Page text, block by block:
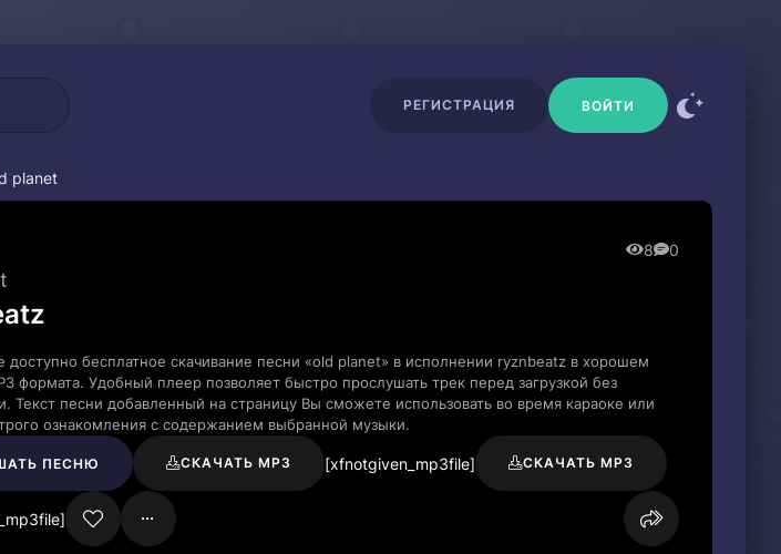
РЕГИСТРАЦИЯ ВОЙТИ
planet
8 0
доступно бесплатное скачивание песни «old planet» в исполнении ryznbeatz в хорошем
формата. Удобный плеер позволяет быстро прослушать трек перед загрузкой без
Текст песни добавленный на страницу Вы сможете использовать во время караоке или
ознакомления с содержанием выбранной музыки.
ПЕСНЮ СКАЧАТЬ MP3 [xfnotgiven_mp3file] СКАЧАТЬ MP3